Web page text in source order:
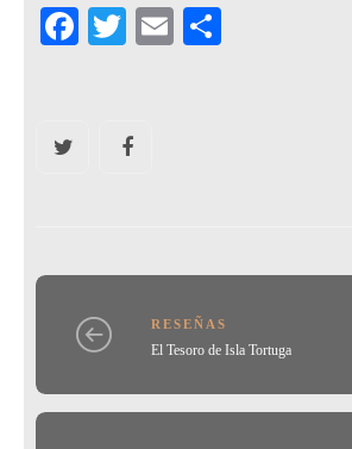
F
o
k
T
er
E
RESEÑAS
El Tesoro de Isla Tortuga